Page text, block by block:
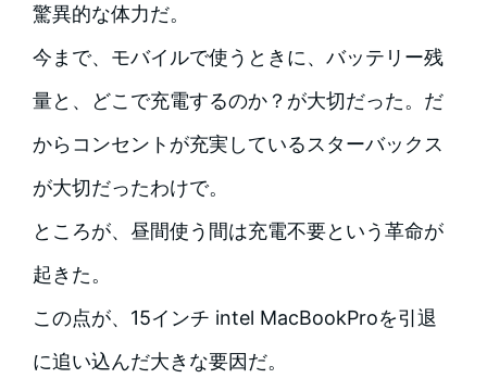
驚異的な体力だ。
今まで、モバイルで使うときに、バッテリー残
量と、どこで充電するのか？が大切だった。だ
からコンセントが充実しているスターバックス
が大切だったわけで。
ところが、昼間使う間は充電不要という革命が
起きた。
この点が、15インチ intel MacBookProを引退
に追い込んだ大きな要因だ。